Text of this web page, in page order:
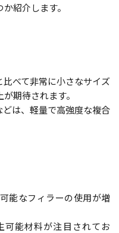
紹介します。
べて非常に小さなサイズ
期待されます。
は、軽量で高強度な複合
能なフィラーの使用が増
可能材料が注目されてお